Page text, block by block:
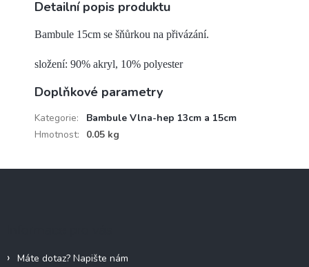
Detailní popis produktu
Bambule 15cm se šňůrkou na přivázání.
složení: 90% akryl, 10% polyester
Doplňkové parametry
Kategorie:
Bambule Vlna-hep 13cm a 15cm
Hmotnost: 0.05 kg
Máte dotaz? Napište nám